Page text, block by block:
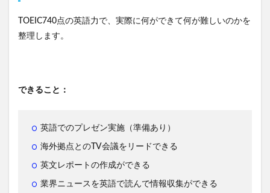
TOEIC740点の英語力で、実際に何ができて何が難しいのかを
整理します。
できること：
英語でのプレゼン実施（準備あり）
海外拠点とのTV会議をリードできる
英文レポートの作成ができる
業界ニュースを英語で読んで情報収集ができる